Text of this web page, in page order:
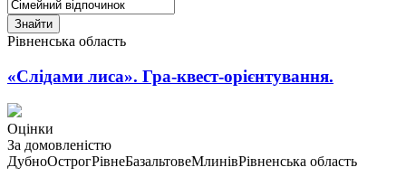
Знайти
Рівненська область
«Слідами лиса». Гра-квест-орієнтування.
Оцінки
За домовленістю
ДубноОстрогРівнеБазальтовеМлинівРівненська область